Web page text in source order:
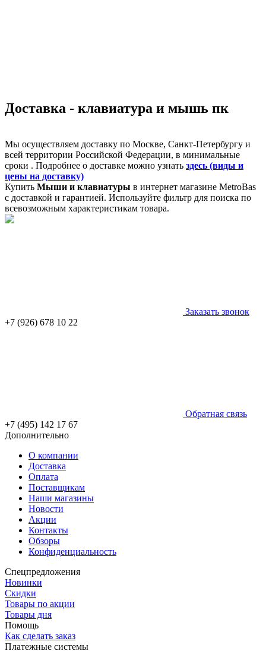
Доставка - клавиатура и мышь пк
Мы осуществляем доставку по Москве, Санкт-Петербургу и
всей территории Российской Федерации, в минимальные
сроки . Подробнее о доставке можно узнать здесь (виды и
цены на доставку)
Купить Мыши и клавиатуры в интернет магазине MetroBas
с доставкой и гарантией. Используйте фильтр для поиска по
всевозможным характеристикам товара.
Заказать звонок
+7 (926) 678 10 22
Обратная связь
+7 (495) 142 17 67
Дополнительно
О компании
Доставка
Оплата
Поставщикам
Наши магазины
Новости
Акции
Контакты
Обзоры
Конфиденциальность
Спецпредложения
Новинки
Скидки
Товары по акции
Товары дня
Помощь
Как сделать заказ
Платежные системы